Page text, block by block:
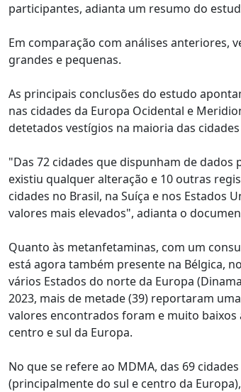
participantes, adianta um resumo do
Em comparação com análises anteriores,
grandes e pequenas.
As principais conclusões do estudo
nas cidades da Europa Ocidental e
detetados vestígios na maioria das
"Das 72 cidades que dispunham de
existiu qualquer alteração e 10 outras
cidades no Brasil, na Suíça e nos Estados
valores mais elevados", adianta o
Quanto às metanfetaminas, com um
está agora também presente na Bélgica,
vários Estados do norte da Europa
2023, mais de metade (39) reportaram
valores encontrados foram e muito
centro e sul da Europa.
No que se refere ao MDMA, das 69
(principalmente do sul e centro da